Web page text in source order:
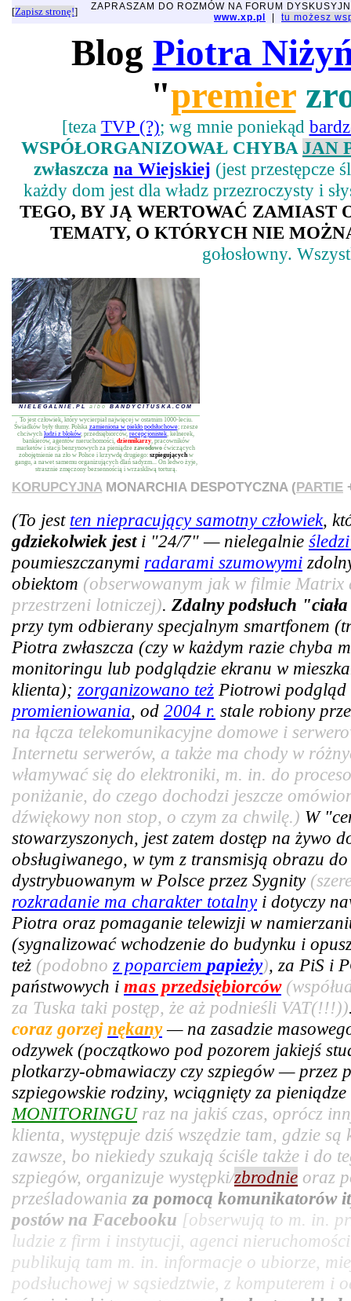
[Zapisz stronę!]
ZAPRASZAM DO ROZMÓW NA FORUM
www.xp.pl
tu możesz
Blog Piotra
"premier
[teza TVP (?); wg mnie poniekąd
WSPÓŁORGANIZOWAŁ CHYBA JAN
zwłaszcza na Wiejskiej (jest przestępcze
każdy dom jest dla władz przezroczysty i
TEGO, BY JĄ WERTOWAĆ
TEMATY, O KTÓRYCH NIE
gołosłowny.
NIELEGALNIE.PL albo BANDYCITUSKA.COM
To jest człowiek, który wycierpiał najwięcej w ostatnim 1000-leciu.
Świadków były tłumy. Polska zamieniona w piekło podsłuchowe; rzesze
chciwych ludzi z bloków, przedsiębiorców, recepcjonistek, kelnerek,
bankierów, agentów nieruchomości, dziennikarzy, pracowników
marketów i stacji benzynowych za pieniądze zawodowo ćwiczących
zobojętnienie na zło w Polsce i krzywdę drugiego: szpiegującychw
gangu, a nawet samemu organizujących dlań sadyzm... On ledwo żyje,
strasznie zmęczony bezsennością i wrzaskliwą torturą.
KORUPCYJNAMONARCHIA DESPOTYCZNA (PARTIE
(To jest ten niepracujący samotny człowiek,
gdziekolwiek jesti "24/7" — nielegalnie
poumieszczanymi radarami szumowymi
obiektom (obserwowanym jak w filmie
przestrzeni lotniczej). Zdalny podsłuch
przy tym odbierany specjalnym smartfonem
Piotra zwłaszcza (czy w każdym razie chyba
monitoringu lub podglądzie ekranu w
klienta); zorganizowano też Piotrowi
promieniowania, od 2004 r. stale robiony
na łącza telekomunikacyjne domowe i
Internetu serwerów, a także ma chody w
włamywać się do elektroniki, m. in. do
poniżanie, do czego dochodzi jeszcze
dźwiękowy non stop, o czym za chwilę.) W
stowarzyszonych, jest zatem dostęp na żywo
obsługiwanego, w tym z transmisją obrazu
dystrybuowanym w Polsce przez Sygnity
rozkradanie ma charakter totalnyi dotyczy
Piotra oraz pomaganie telewizji w
(sygnalizować wchodzenie do budynku i
też (podobno z poparciem papieży), za PiS i
państwowych i mas przedsiębiorców
za Tuska taki postęp, że aż podnieśli VAT(!!!))
coraz gorzejnękany— na zasadzie
odzywek (początkowo pod pozorem jakiejś
plotkarzy-obmawiaczy czy szpiegów — przez
szpiegowskie rodziny, wciągnięty za
MONITORINGUraz na jakiś czas, oprócz
klienta, występuje dziś wszędzie tam, gdzie
zawsze, bo niekiedy szukają ściśle także i do
szpiegów, organizuje występki/zbrodnie oraz
prześladowania za pomocą komunikatorów
postów na Facebooku [obserwują to m. in.
ludzie z firm i instytucji, agenci
publikują tam m. in. informacje o ubiorze,
podsłuchowej w sąsiedztwie, z komputerem